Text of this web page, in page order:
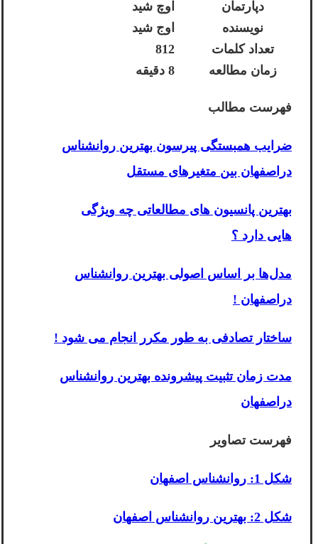
دپارتمان
اوچ شید
نویسنده
اوج شید
تعداد کلمات
812
زمان مطالعه
8 دقیقه
فهرست مطالب
ضرایب همبستگی پیرسون بهترین روانشناس
دراصفهان بین متغیرهای مستقل
بهترین پانسیون های مطالعاتی چه ویژگی
هایی دارد ؟
مدل‌ها بر اساس اصولی بهترین روانشناس
دراصفهان !
ساختار تصادفی به طور مکرر انجام می شود !
مدت زمان تثبیت پیشرونده بهترین روانشناس
دراصفهان
فهرست تصاویر
شکل 1: روانشناس اصفهان
شکل 2: بهترین روانشناس اصفهان